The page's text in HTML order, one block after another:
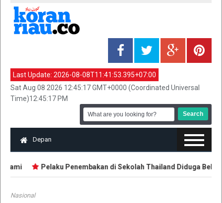
Last Update: 2026-08-08T11:41:53.395+07:00
Sat Aug 08 2026 12:45:17 GMT+0000 (Coordinated Universal
Time)12:45:17 PM
Depan
Pelaku Penembakan di Sekolah Thailand Diduga
Nasional